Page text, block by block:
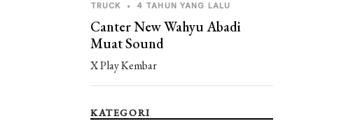
TRUCK • 4 TAHUN YANG LALU
Canter New Wahyu Abadi
Muat Sound
X Play Kembar
KATEGORI